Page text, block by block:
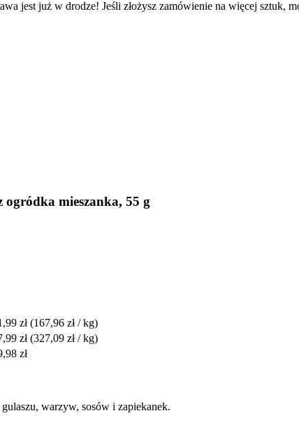
jest już w drodze! Jeśli złożysz zamówienie na więcej sztuk,
ogródka mieszanka, 55 g
zł (167,96 zł / kg)
zł (327,09 zł / kg)
zł
warzyw, sosów i zapiekanek.